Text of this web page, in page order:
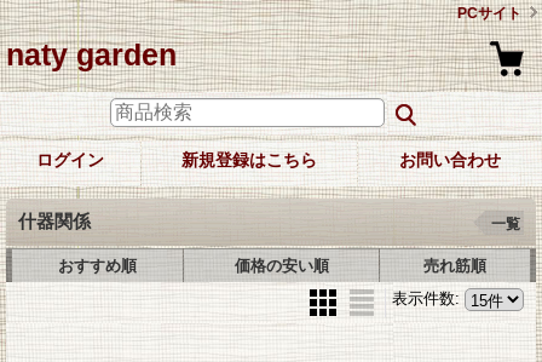
PCサイト
naty garden
ログイン 新規登録はこちら お問い合わせ
什器関係 一覧
おすすめ順 価格の安い順
売れ筋順
表示件数: